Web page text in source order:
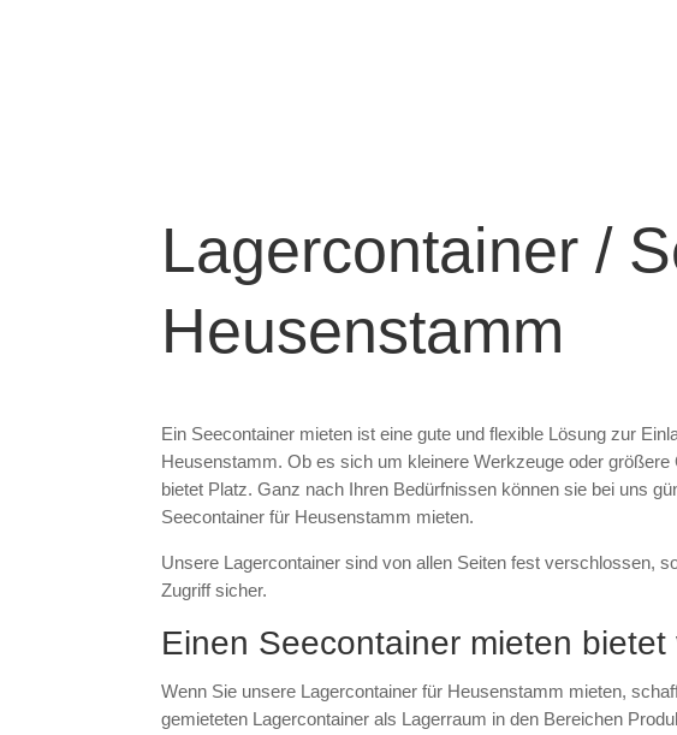
Lagercontainer /
Heusenstamm
Ein Seecontainer mieten ist eine gute und flexible Lösung zur
Heusenstamm. Ob es sich um kleinere Werkzeuge oder
bietet Platz. Ganz nach Ihren Bedürfnissen können sie bei uns
Seecontainer für Heusenstamm mieten.
Unsere Lagercontainer sind von allen Seiten fest verschlossen,
Zugriff sicher.
Einen Seecontainer mieten bietet
Wenn Sie unsere Lagercontainer für Heusenstamm mieten,
gemieteten Lagercontainer als Lagerraum in den Bereichen